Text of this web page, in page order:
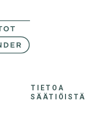
TIETOA
SÄÄTIÖISTÄ